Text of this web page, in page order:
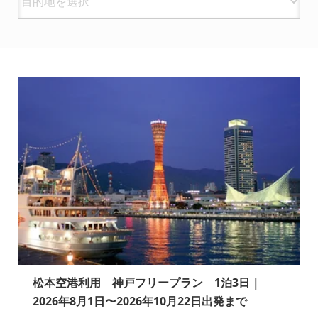
松本空港利用 神戸フリープラン 1泊3日｜
2026年8月1日〜2026年10月22日出発まで